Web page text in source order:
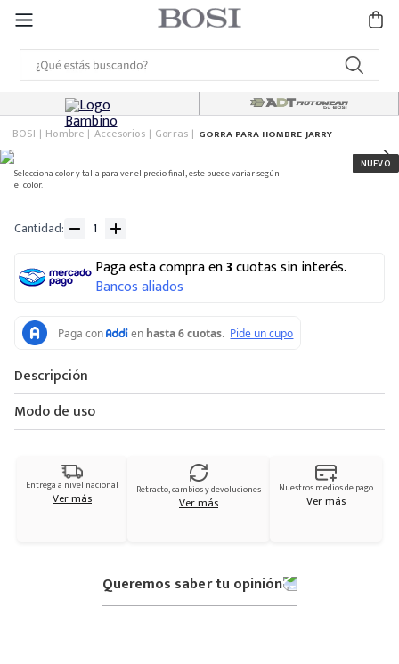
BOSI Hombre Accesorios Gorras GORRA PARA HOMBRE JARRY
Selecciona color y talla para ver el precio final, este puede variar según
el color.
Cantidad
Paga esta compra en3cuotas sin interés.
Bancos aliados
Descripción
Modo de uso
Entrega a nivel nacional
Ver más Retracto, cambios y devoluciones
Ver más
Nuestros medios de pago
Ver más
Queremos saber tu opinión